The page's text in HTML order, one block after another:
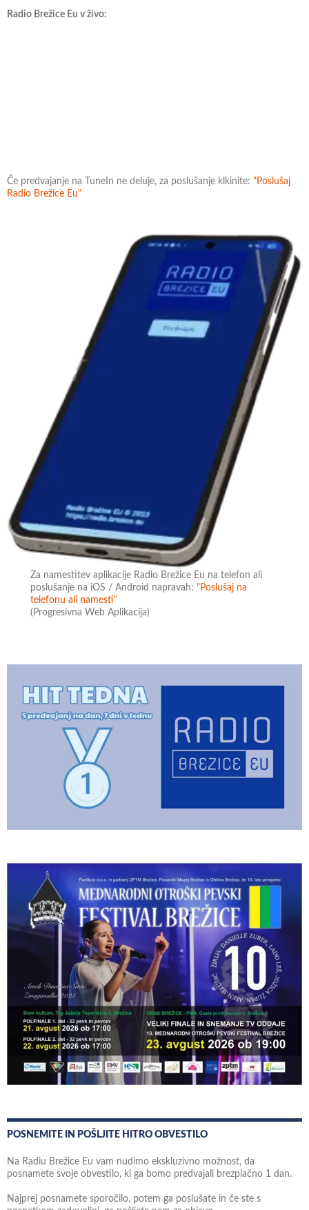
Radio Brežice Eu v živo:
Če predvajanje na TuneIn ne deluje, za poslušanje klkinite: "Poslušaj
Radio Brežice Eu"
Za namestitev aplikacije Radio Brežice Eu na telefon ali
poslušanje na iOS / Android napravah:"Poslušaj na
telefonu ali namesti"
(Progresivna Web Aplikacija)
POSNEMITE IN POŠLJITE HITRO OBVESTILO
Na Radiu Brežice Eu vam nudimo ekskluzivno možnost, da
posnamete svoje obvestilo, ki ga bomo predvajali brezplačno 1 dan.
Najprej posnamete sporočilo, potem ga poslušate in če ste s